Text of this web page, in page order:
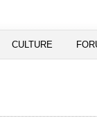
CULTURE